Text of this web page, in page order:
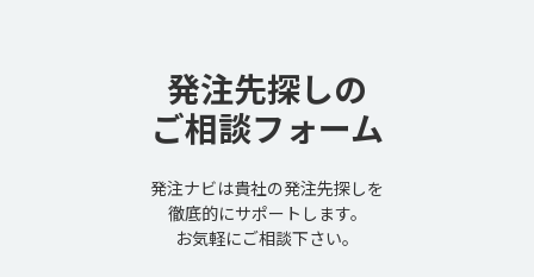
発注先探しの
ご相談フォーム
発注ナビは貴社の発注先探しを
徹底的にサポートします。
お気軽にご相談下さい。